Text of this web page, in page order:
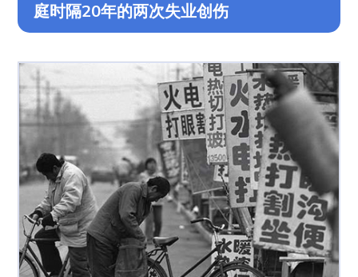
庭时隔20年的两次失业创伤